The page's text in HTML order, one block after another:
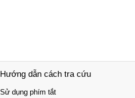
Hướng dẫn cách tra cứu
Sử dụng phím tắt